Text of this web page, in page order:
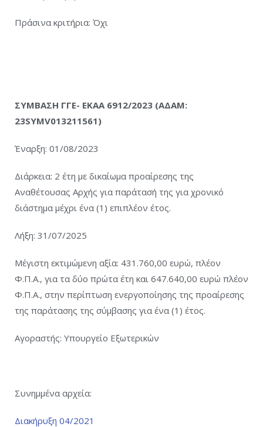
Πράσινα κριτήρια: Όχι
ΣΥΜΒΑΣΗ ΓΓΕ- ΕΚΑΑ 6912/2023 (ΑΔΑΜ:
23SYMV013211561)
Έναρξη: 01/08/2023
Διάρκεια: 2 έτη με δικαίωμα προαίρεσης της
Αναθέτουσας Αρχής για παράτασή της για χρονικό
διάστημα μέχρι ένα (1) επιπλέον έτος.
Λήξη: 31/07/2025
Μέγιστη εκτιμώμενη αξία: 431.760,00 ευρώ, πλέον
Φ.Π.Α., για τα δύο πρώτα έτη και 647.640,00 ευρώ πλέον
Φ.Π.Α., στην περίπτωση ενεργοποίησης της προαίρεσης
της παράτασης της σύμβασης για ένα (1) έτος.
Αγοραστής: Υπουργείο Εξωτερικών
Συνημμένα αρχεία:
Διακήρυξη 04/2021